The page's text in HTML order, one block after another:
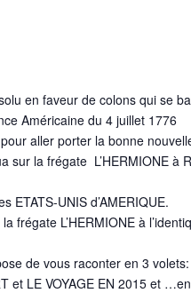
en faveur de colons qui se
Américaine du 4 juillet 1776
aller porter la bonne
sur la frégate L’HERMIONE à
ETATS-UNIS d’AMERIQUE.
L’HERMIONE à
de vous raconter en 3
et LE VOYAGE EN 2015 et